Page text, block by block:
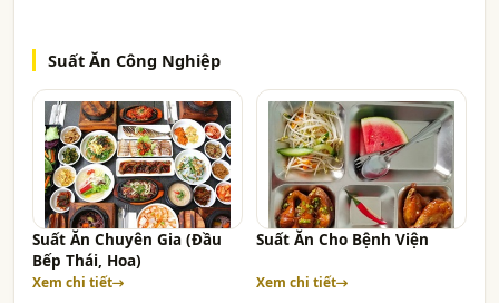
Suất Ăn Công Nghiệp
Suất Ăn Chuyên Gia (Đầu
Bếp Thái, Hoa)
Xem chi tiết
Suất Ăn Cho Bệnh Viện
Xem chi tiết